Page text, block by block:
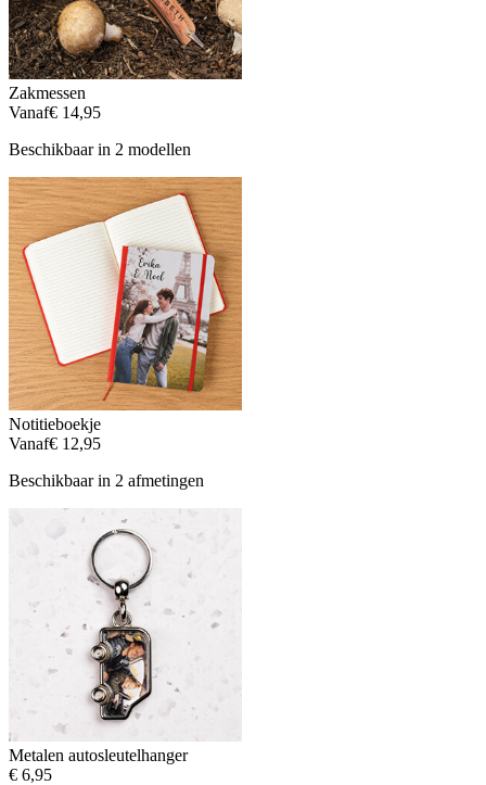
Zakmessen
Vanaf€ 14,95
Beschikbaar in 2 modellen
Notitieboekje
Vanaf€ 12,95
Beschikbaar in 2 afmetingen
Metalen autosleutelhanger
€ 6,95